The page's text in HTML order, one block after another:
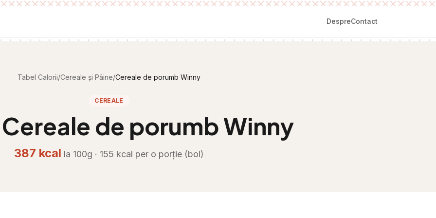
DespreContact
Tabel Calorii/Cereale și Pâine/Cereale de porumb Winny
CEREALE
Cereale de porumb Winny
387 kcal la 100g · 155 kcal per o porție (bol)